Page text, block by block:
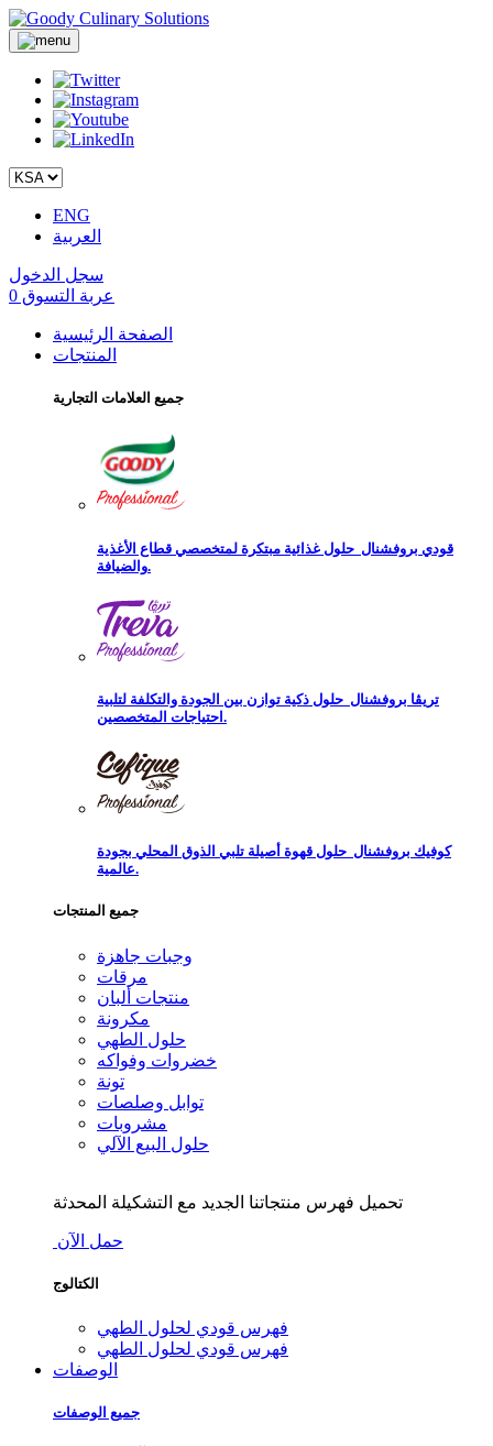
ENG
العربية
سجل الدخول
عربة التسوق 0
الصفحة الرئيسية
المنتجات
جميع العلامات التجارية
قودي بروفشنال حلول غذائية مبتكرة لمتخصصي قطاع الأغذية
والضيافة.
تريڨا بروفشنال حلول ذكية توازن بين الجودة والتكلفة لتلبية
احتياجات المتخصصين.
كوفيك بروفشنال حلول قهوة أصيلة تلبي الذوق المحلي بجودة
عالمية.
جميع المنتجات
وجبات جاهزة
مرقات
منتجات ألبان
مكرونة
حلول الطهي
خضروات وفواكه
تونة
توابل وصلصات
مشروبات
حلول البيع الآلي
تحميل فهرس منتجاتنا الجديد مع التشكيلة المحدثة
حمل الآن
الكتالوج
فهرس قودي لحلول الطهي
فهرس قودي لحلول الطهي
الوصفات
جميع الوصفات